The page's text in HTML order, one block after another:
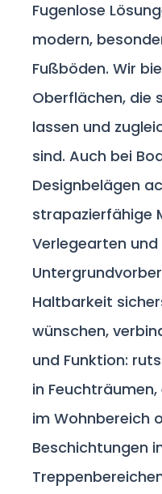
Fugenlose
modern,
Fußböden. Wir
Oberflächen, die
lassen und
sind. Auch bei
Designbelägen
strapazierfähige
Verlegearten und
Haltbarkeit
wünschen,
und Funktion:
in
im Wohnbereich
Beschichtungen